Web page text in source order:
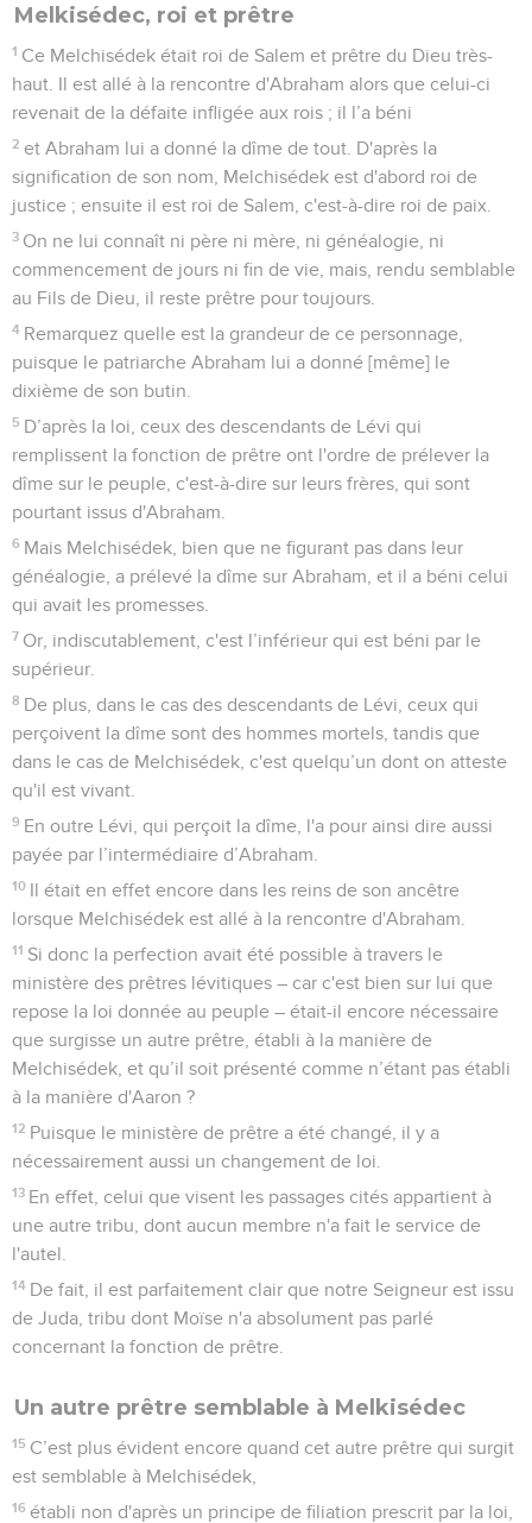
Melkisédec, roi et prêtre
1 Ce Melchisédek était roi de Salem et prêtre du Dieu très-
haut. Il est allé à la rencontre d'Abraham alors que celui-ci
revenait de la défaite infligée aux rois ; il l’a béni
2 et Abraham lui a donné la dîme de tout. D'après la
signification de son nom, Melchisédek est d'abord roi de
justice ; ensuite il est roi de Salem, c'est-à-dire roi de paix.
3 On ne lui connaît ni père ni mère, ni généalogie, ni
commencement de jours ni fin de vie, mais, rendu semblable
au Fils de Dieu, il reste prêtre pour toujours.
4 Remarquez quelle est la grandeur de ce personnage,
puisque le patriarche Abraham lui a donné [même] le
dixième de son butin.
5 D’après la loi, ceux des descendants de Lévi qui
remplissent la fonction de prêtre ont l'ordre de prélever la
dîme sur le peuple, c'est-à-dire sur leurs frères, qui sont
pourtant issus d'Abraham.
6 Mais Melchisédek, bien que ne figurant pas dans leur
généalogie, a prélevé la dîme sur Abraham, et il a béni celui
qui avait les promesses.
7 Or, indiscutablement, c'est l’inférieur qui est béni par le
supérieur.
8 De plus, dans le cas des descendants de Lévi, ceux qui
perçoivent la dîme sont des hommes mortels, tandis que
dans le cas de Melchisédek, c'est quelqu’un dont on atteste
qu'il est vivant.
9 En outre Lévi, qui perçoit la dîme, l'a pour ainsi dire aussi
payée par l’intermédiaire d’Abraham.
10 Il était en effet encore dans les reins de son ancêtre
lorsque Melchisédek est allé à la rencontre d'Abraham.
11 Si donc la perfection avait été possible à travers le
ministère des prêtres lévitiques – car c'est bien sur lui que
repose la loi donnée au peuple – était-il encore nécessaire
que surgisse un autre prêtre, établi à la manière de
Melchisédek, et qu’il soit présenté comme n’étant pas établi
à la manière d'Aaron ?
12 Puisque le ministère de prêtre a été changé, il y a
nécessairement aussi un changement de loi.
13 En effet, celui que visent les passages cités appartient à
une autre tribu, dont aucun membre n'a fait le service de
l'autel.
14 De fait, il est parfaitement clair que notre Seigneur est issu
de Juda, tribu dont Moïse n'a absolument pas parlé
concernant la fonction de prêtre.
Un autre prêtre semblable à Melkisédec
15 C’est plus évident encore quand cet autre prêtre qui surgit
est semblable à Melchisédek,
16 établi non d'après un principe de filiation prescrit par la loi,